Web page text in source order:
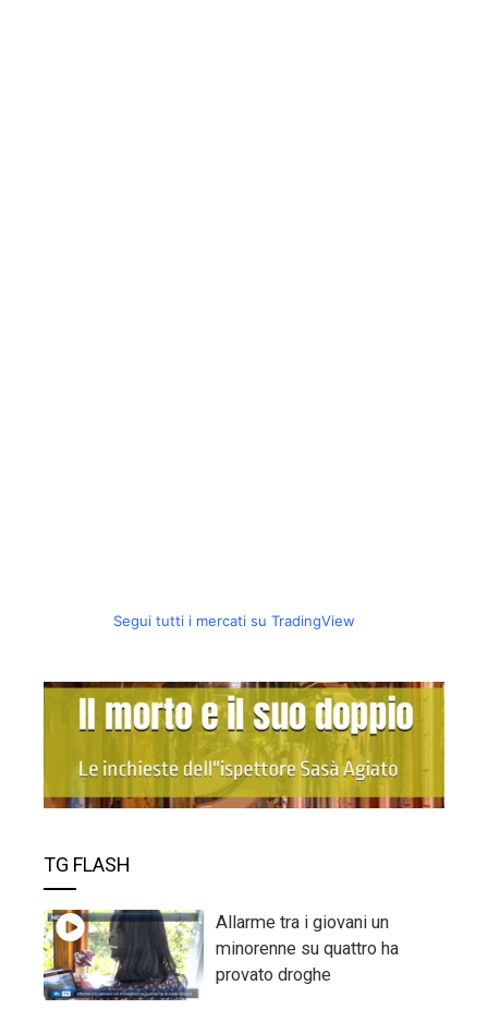
Segui tutti i mercati su TradingView
TG FLASH
Allarme tra i giovani un
minorenne su quattro ha
provato droghe